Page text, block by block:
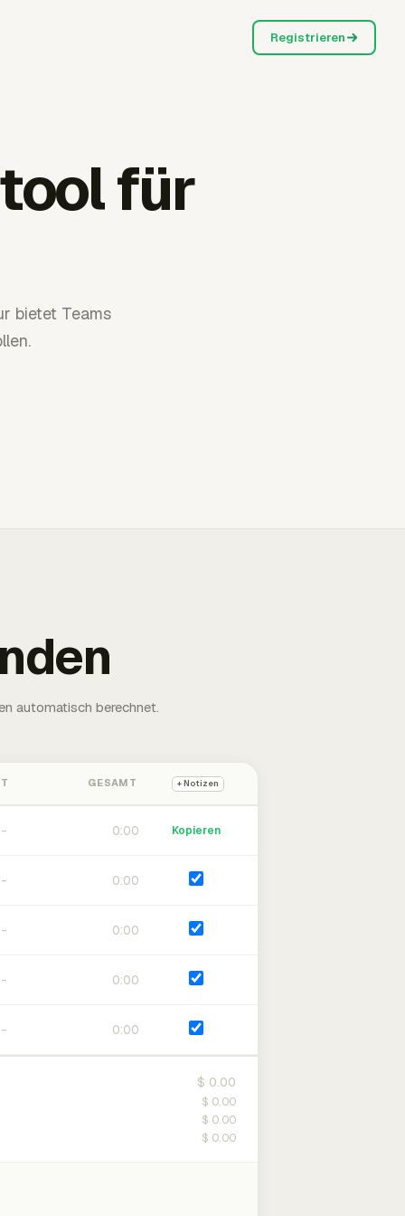
Registrieren
für
bietet Teams
automatisch berechnet.
GESAMT + Notizen
0:00 Kopieren
0:00
0:00
0:00
0:00
$ 0.00
$ 0.00
$ 0.00
$ 0.00